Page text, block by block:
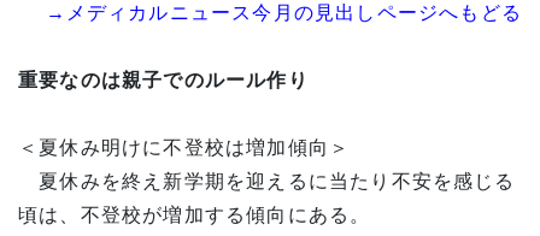
→メディカルニュース今月の見出しページへもどる
重要なのは親子でのルール作り
＜夏休み明けに不登校は増加傾向＞
夏休みを終え新学期を迎えるに当たり不安を感じる
頃は、不登校が増加する傾向にある。